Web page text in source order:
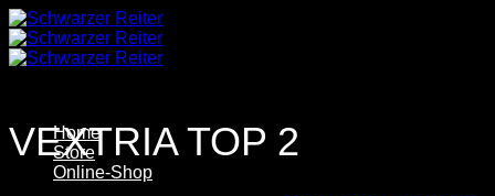
Zum
Inhalt
springen
Home
Store
Online-Shop
VEXTRIA TOP 2